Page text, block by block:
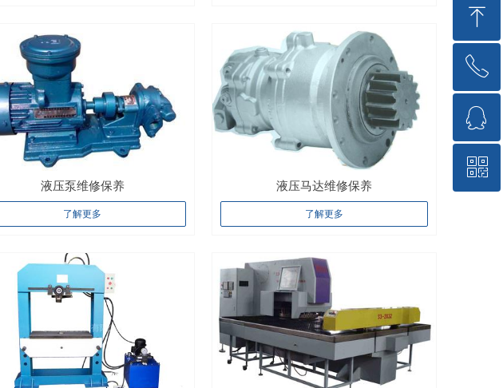
液压泵维修保养
了解更多
液压马达维修保养
了解更多
ꁸ
回到顶部
ꂅ
ꁗ
QQ客服
ꀥ